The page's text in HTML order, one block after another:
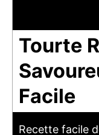
Tourte
Facile
Recette facile